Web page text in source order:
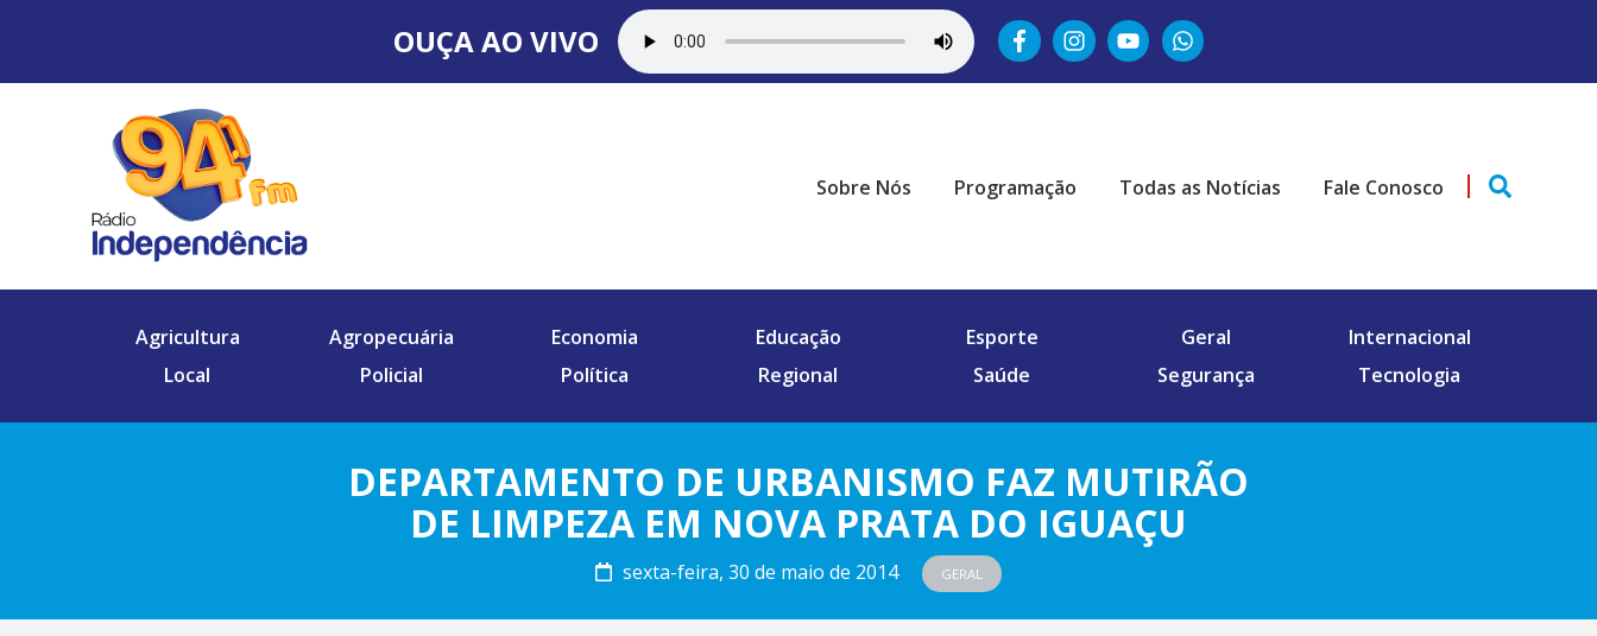
OUÇA AO VIVO
Sobre Nós Programação Todas as Notícias Fale Conosco
Agricultura Agropecuária Economia Educação Esporte Geral
Internacional
Local
Policial Política Regional Saúde Segurança Tecnologia
DEPARTAMENTO DE URBANISMO FAZ MUTIRÃO
DE LIMPEZA EM NOVA PRATA DO IGUAÇU
sexta-feira, 30 de maio de 2014 GERAL